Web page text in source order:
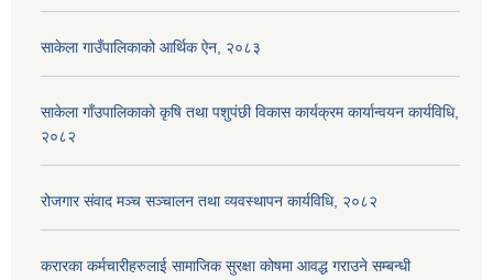
साकेला गाउँपालिकाको आर्थिक ऐन, २०८३
साकेला गाँउपालिकाको कृषि तथा पशुपंछी विकास कार्यक्रम कार्यान्वयन कार्यविधि,
२०८२
रोजगार संवाद मञ्च सञ्चालन तथा व्यवस्थापन कार्यविधि, २०८२
करारका कर्मचारीहरुलाई सामाजिक सुरक्षा कोषमा आवद्ध गराउने सम्बन्धी